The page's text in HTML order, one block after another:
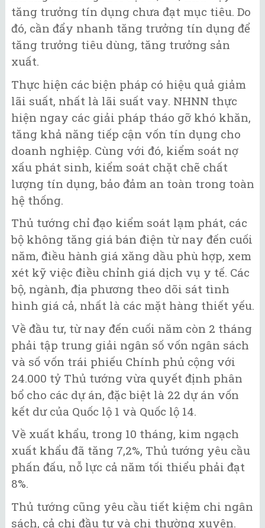
tăng trưởng tín dụng chưa đạt mục tiêu. Do
đó, cần đẩy nhanh tăng trưởng tín dụng để
tăng trưởng tiêu dùng, tăng trưởng sản
xuất.
Thực hiện các biện pháp có hiệu quả giảm
lãi suất, nhất là lãi suất vay. NHNN thực
hiện ngay các giải pháp tháo gỡ khó khăn,
tăng khả năng tiếp cận vốn tín dụng cho
doanh nghiệp. Cùng với đó, kiểm soát nợ
xấu phát sinh, kiểm soát chặt chẽ chất
lượng tín dụng, bảo đảm an toàn trong toàn
hệ thống.
Thủ tướng chỉ đạo kiểm soát lạm phát, các
bộ không tăng giá bán điện từ nay đến cuối
năm, điều hành giá xăng dầu phù hợp, xem
xét kỹ việc điều chỉnh giá dịch vụ y tế. Các
bộ, ngành, địa phương theo dõi sát tình
hình giá cả, nhất là các mặt hàng thiết yếu.
Về đầu tư, từ nay đến cuối năm còn 2 tháng
phải tập trung giải ngân số vốn ngân sách
và số vốn trái phiếu Chính phủ cộng với
24.000 tỷ Thủ tướng vừa quyết định phân
bổ cho các dự án, đặc biệt là 22 dự án vốn
kết dư của Quốc lộ 1 và Quốc lộ 14.
Về xuất khẩu, trong 10 tháng, kim ngạch
xuất khẩu đã tăng 7,2%, Thủ tướng yêu cầu
phấn đấu, nỗ lực cả năm tối thiểu phải đạt
8%.
Thủ tướng cũng yêu cầu tiết kiệm chi ngân
sách, cả chi đầu tư và chi thường xuyên.